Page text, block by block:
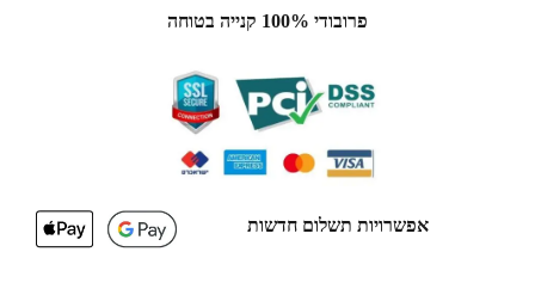
פרובודי 100% קנייה בטוחה
אפשרויות תשלום חדשות